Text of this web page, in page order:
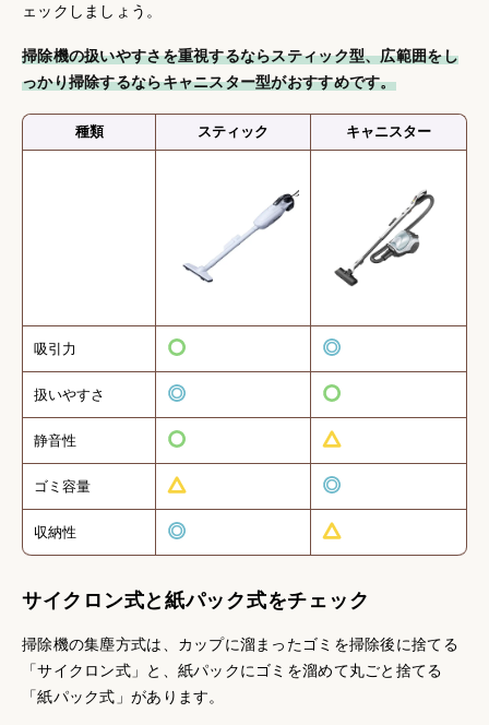
ェックしましょう。
掃除機の扱いやすさを重視するならスティック型、広範囲をし
っかり掃除するならキャニスター型がおすすめです。
種類 スティック キャニスター
吸引力
扱いやすさ
静音性
ゴミ容量
収納性
サイクロン式と紙パック式をチェック
掃除機の集塵方式は、カップに溜まったゴミを掃除後に捨てる
「サイクロン式」と、紙パックにゴミを溜めて丸ごと捨てる
「紙パック式」があります。